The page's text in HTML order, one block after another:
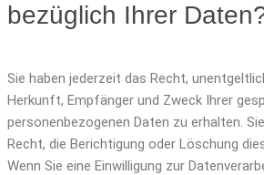
bezüglich Ihrer
Sie haben jederzeit das Recht,
Herkunft, Empfänger und Zweck Ihrer
personenbezogenen Daten zu erhalten.
Recht, die Berichtigung oder Löschung
Wenn Sie eine Einwilligung zur